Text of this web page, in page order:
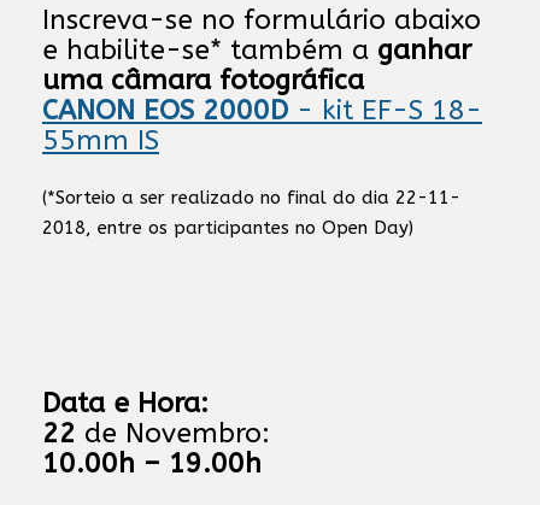
Inscreva-se no formulário abaixo
e habilite-se* também a ganhar
uma câmara fotográfica
CANON EOS 2000D - kit EF-S 18-
55mm IS
(*Sorteio a ser realizado no final do dia 22-11-
2018, entre os participantes no Open Day)
Data e Hora:
22 de Novembro:
10.00h – 19.00h